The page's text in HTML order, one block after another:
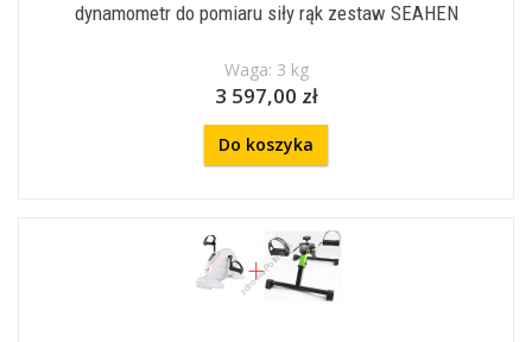
dynamometr do pomiaru siły rąk zestaw SEAHEN
Waga: 3 kg
3 597,00 zł
Do koszyka